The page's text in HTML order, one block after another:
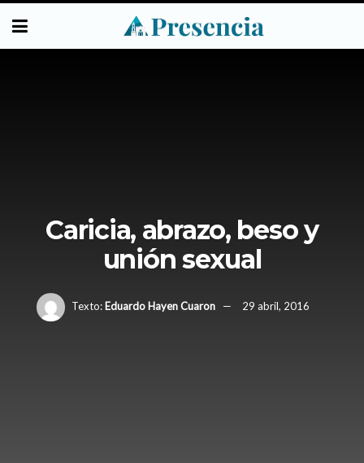
Caricia, abrazo, beso y
unión sexual
Texto: Eduardo Hayen Cuaron 29 abril, 2016